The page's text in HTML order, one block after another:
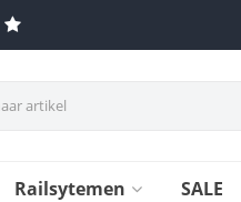
Railsytemen SALE